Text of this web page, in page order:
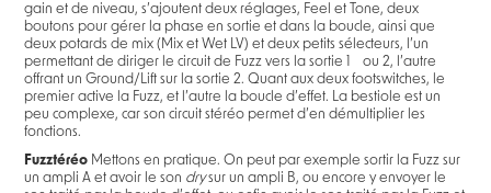
gain et de niveau, s’ajoutent deux réglages, Feel et Tone, deux
boutons pour gérer la phase en sortie et dans la boucle, ainsi que
deux potards de mix (Mix et Wet LV) et deux petits sélecteurs, l’un
permettant de diriger le circuit de Fuzz vers la sortie 1 ou 2, l’autre
offrant un Ground/Lift sur la sortie 2. Quant aux deux footswitches, le
premier active la Fuzz, et l’autre la boucle d’effet. La bestiole est un
peu complexe, car son circuit stéréo permet d’en démultiplier les
fonctions.
Fuzztéréo Mettons en pratique. On peut par exemple sortir la Fuzz sur
un ampli A et avoir le son drysur un ampli B, ou encore y envoyer le